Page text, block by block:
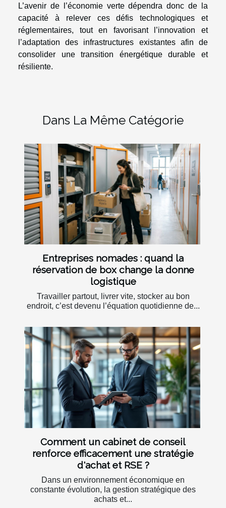
L’avenir de l’économie verte dépendra donc de la
capacité à relever ces défis technologiques et
réglementaires, tout en favorisant l’innovation et
l’adaptation des infrastructures existantes afin de
consolider une transition énergétique durable et
résiliente.
Dans La Même Catégorie
Entreprises nomades : quand la
réservation de box change la donne
logistique
Travailler partout, livrer vite, stocker au bon
endroit, c’est devenu l’équation quotidienne de...
Comment un cabinet de conseil
renforce efficacement une stratégie
d'achat et RSE ?
Dans un environnement économique en
constante évolution, la gestion stratégique des
achats et...